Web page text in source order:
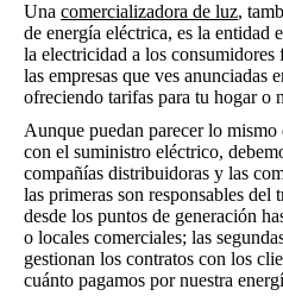
Una comercializadora de luz,
de energía eléctrica, es la entidad
la electricidad a los consumidores
las empresas que ves anunciadas
ofreciendo tarifas para tu hogar o
Aunque puedan parecer lo
con el suministro eléctrico,
compañías distribuidoras y las
las primeras son responsables del
desde los puntos de generación
o locales comerciales; las
gestionan los contratos con los
cuánto pagamos por nuestra